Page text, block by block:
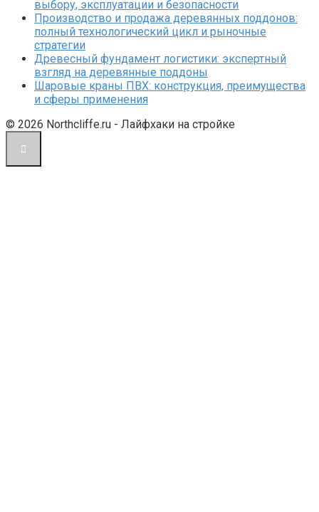
выбору, эксплуатации и безопасности
Производство и продажа деревянных поддонов:
полный технологический цикл и рыночные
стратегии
Древесный фундамент логистики: экспертный
взгляд на деревянные поддоны
Шаровые краны ПВХ: конструкция, преимущества
и сферы применения
© 2026 Northcliffe.ru - Лайфхаки на стройке